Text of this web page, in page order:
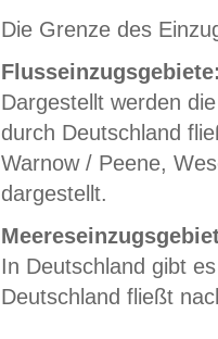
Die Grenze des
Dargestellt werden
durch Deutschland
Warnow / Peene,
dargestellt.
In Deutschland gibt
Deutschland fließt